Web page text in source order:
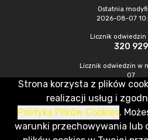
Ostatnia
2026-08-07
Licznik odwiedzin
320 929
Licznik odwiedzin w
07
988
CMS & Hosting: Nefeni Sp. z o.o.
Strona korzysta z plików
realizacji usług i
Polityką Plików Cookies.
warunki przechowywania lub